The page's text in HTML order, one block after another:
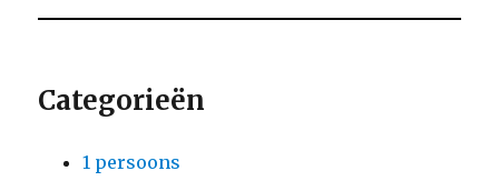
Categorieën
1 persoons